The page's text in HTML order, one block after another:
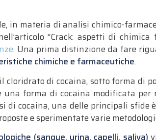
in materia di analisi chimico-
“Crack: aspetti di
. Una prima distinzione da fare
chimiche e farmaceutiche.
cloridrato di cocaina, sotto forma di
una forma di cocaina modificata
di cocaina, una delle principali sfide è
e sperimentate varie
(sangue, urina, capelli, saliva)